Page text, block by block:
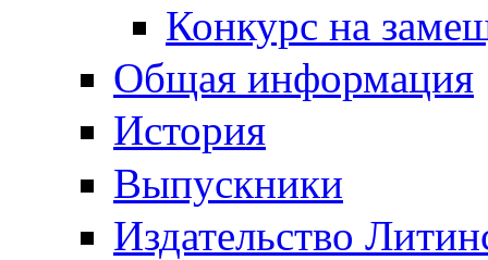
Конкурс на
Общая информация
История
Выпускники
Издательство